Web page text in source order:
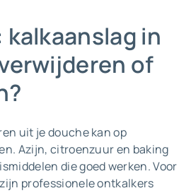
in
of
uit je douche kan op
Azijn, citroenzuur en baking
die goed werken. Voor
professionele ontkalkers